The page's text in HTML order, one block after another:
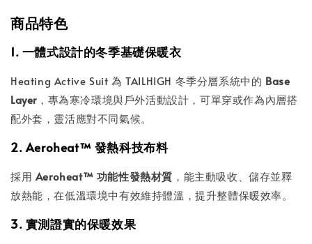
商品特色
1. 一體式設計的冬季基礎保暖衣
Heating Active Suit 為 TAILHIGH 冬季分層系統中的 Base
Layer ，專為寒冷環境與戶外活動設計，可單穿或作為內層搭
配外套，靈活應對不同氣候。
2. Aeroheat™ 發熱科技布料
採用 Aeroheat™ 功能性發熱材質 ，能主動吸收、儲存並釋
放熱能，在低溫環境中有效維持體溫，提升整體保暖效率。
3. 實測證實的保暖效果